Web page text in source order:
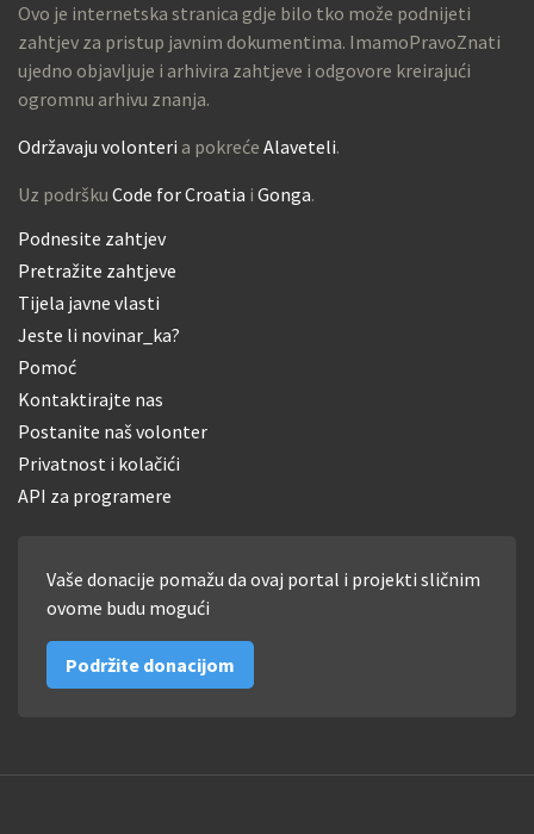
Ovo je internetska stranica gdje bilo tko može podnijeti
zahtjev za pristup javnim dokumentima. ImamoPravoZnati
ujedno objavljuje i arhivira zahtjeve i odgovore kreirajući
ogromnu arhivu znanja.
Održavaju volonteri a pokreće Alaveteli.
Uz podršku Code for Croatia i Gonga.
Podnesite zahtjev
Pretražite zahtjeve
Tijela javne vlasti
Jeste li novinar_ka?
Pomoć
Kontaktirajte nas
Postanite naš volonter
Privatnost i kolačići
API za programere
Vaše donacije pomažu da ovaj portal i projekti sličnim
ovome budu mogući
Podržite donacijom